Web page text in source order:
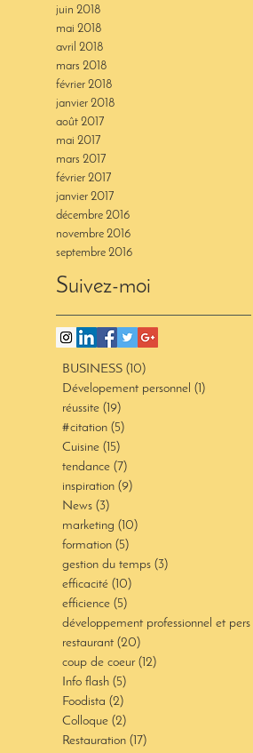
juin 2018
mai 2018
avril 2018
mars 2018
février 2018
janvier 2018
août 2017
mai 2017
mars 2017
février 2017
janvier 2017
décembre 2016
novembre 2016
septembre 2016
Suivez-moi
BUSINESS (10)
Dévelopement personnel (1)
réussite (19)
#citation (5)
Cuisine (15)
tendance (7)
inspiration (9)
News (3)
marketing (10)
formation (5)
gestion du temps (3)
efficacité (10)
efficience (5)
développement professionnel et pers
restaurant (20)
coup de coeur (12)
Info flash (5)
Foodista (2)
Colloque (2)
Restauration (17)